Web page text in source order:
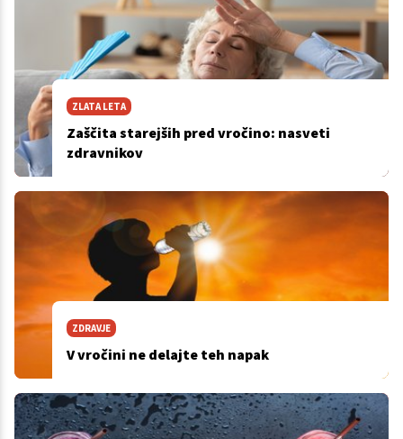
ZLATA LETA
Zaščita starejših pred vročino: nasveti
zdravnikov
ZDRAVJE
V vročini ne delajte teh napak